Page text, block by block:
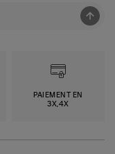
PAIEMENT EN
3X,4X